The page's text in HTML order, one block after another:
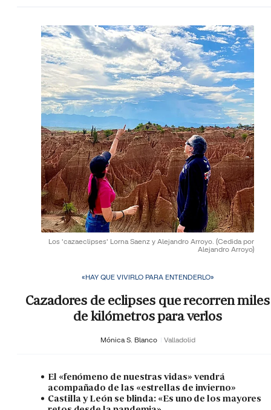
Los 'cazaeclipses' Lorna Saenz y Alejandro Arroyo. (Cedida por
Alejandro Arroyo)
«HAY QUE VIVIRLO PARA ENTENDERLO»
Cazadores de eclipses que recorren miles
de kilómetros para verlos
Mónica S. Blanco Valladolid
El «fenómeno de nuestras vidas» vendrá
acompañado de las «estrellas de invierno»
Castilla y León se blinda: «Es uno de los mayores